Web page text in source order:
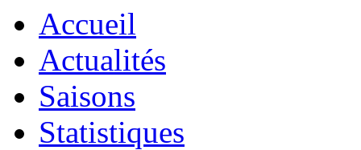
Accueil
Actualités
Saisons
Statistiques